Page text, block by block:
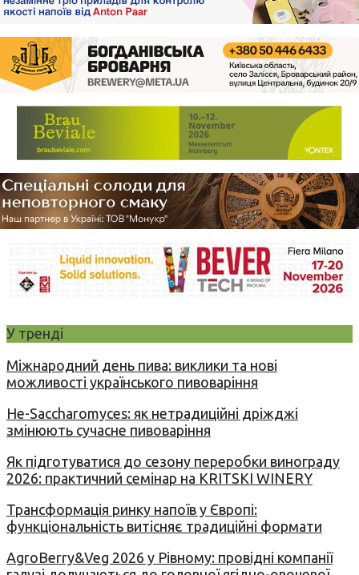
У тренді
Міжнародний день пива: виклики та нові
можливості українського пивоваріння
Не-Saccharomyces: як нетрадиційні дріжджі
змінюють сучасне пивоваріння
Як підготуватися до сезону переробки винограду
2026: практичний семінар на KRITSKI WINERY
Трансформація ринку напоїв у Європі:
функціональність витісняє традиційні формати
AgroBerry&Veg 2026 у Рівному: провідні компанії